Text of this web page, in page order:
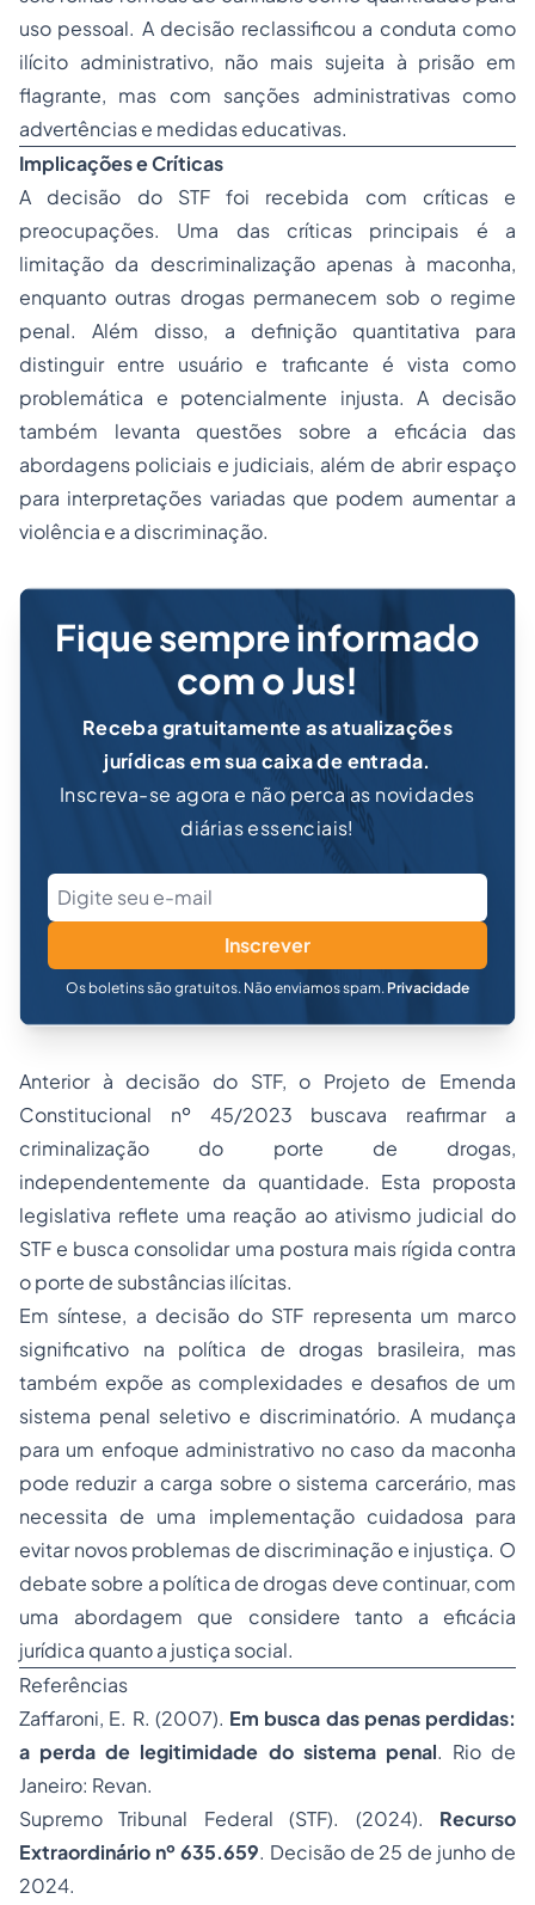
uso pessoal. A decisão reclassificou a conduta como
ilícito administrativo, não mais sujeita à prisão em
flagrante, mas com sanções administrativas como
advertências e medidas educativas.
Implicações e Críticas
A decisão do STF foi recebida com críticas e
preocupações. Uma das críticas principais é a
limitação da descriminalização apenas à maconha,
enquanto outras drogas permanecem sob o regime
penal. Além disso, a definição quantitativa para
distinguir entre usuário e traficante é vista como
problemática e potencialmente injusta. A decisão
também levanta questões sobre a eficácia das
abordagens policiais e judiciais, além de abrir espaço
para interpretações variadas que podem aumentar a
violência e a discriminação.
Fique sempre informado
com o Jus!
Receba gratuitamente as atualizações
jurídicas em sua caixa de entrada.
Inscreva-se agora e não perca as novidades
diárias essenciais!
Inscrever
Os boletins são gratuitos. Não enviamos spam. Privacidade
Anterior à decisão do STF, o Projeto de Emenda
Constitucional nº 45/2023 buscava reafirmar a
criminalização do porte de drogas,
independentemente da quantidade. Esta proposta
legislativa reflete uma reação ao ativismo judicial do
STF e busca consolidar uma postura mais rígida contra
o porte de substâncias ilícitas.
Em síntese, a decisão do STF representa um marco
significativo na política de drogas brasileira, mas
também expõe as complexidades e desafios de um
sistema penal seletivo e discriminatório. A mudança
para um enfoque administrativo no caso da maconha
pode reduzir a carga sobre o sistema carcerário, mas
necessita de uma implementação cuidadosa para
evitar novos problemas de discriminação e injustiça. O
debate sobre a política de drogas deve continuar, com
uma abordagem que considere tanto a eficácia
jurídica quanto a justiça social.
Referências
Zaffaroni, E. R. (2007). Em busca das penas perdidas:
a perda de legitimidade do sistema penal. Rio de
Janeiro: Revan.
Supremo Tribunal Federal (STF). (2024). Recurso
Extraordinário nº 635.659. Decisão de 25 de junho de
2024.